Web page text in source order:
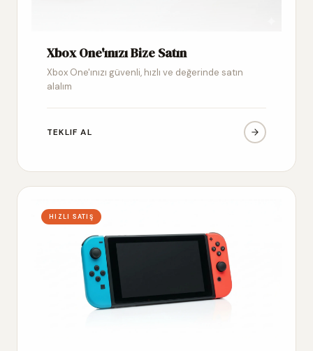
Xbox One'ınızı Bize Satın
Xbox One'ınızı güvenli, hızlı ve değerinde satın
alalım
TEKLIF AL
HIZLI SATIŞ